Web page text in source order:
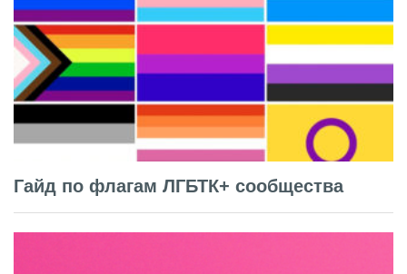
Гайд по флагам ЛГБТК+ сообщества